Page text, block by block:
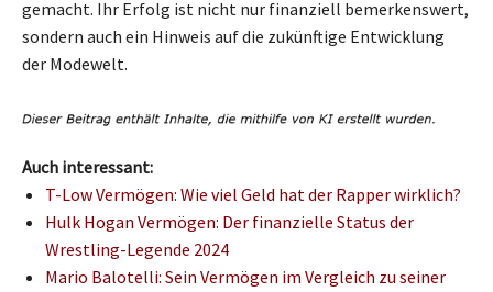
gemacht. Ihr Erfolg ist nicht nur finanziell bemerkenswert,
sondern auch ein Hinweis auf die zukünftige Entwicklung
der Modewelt.
Auch interessant:
T-Low Vermögen: Wie viel Geld hat der Rapper wirklich?
Hulk Hogan Vermögen: Der finanzielle Status der
Wrestling-Legende 2024
Mario Balotelli: Sein Vermögen im Vergleich zu seiner